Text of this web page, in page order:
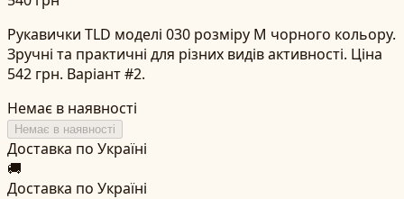
Рукавички TLD моделі 030 розміру M чорного кольору.
Зручні та практичні для різних видів активності. Ціна
542 грн. Варіант #2.
Немає в наявності
Немає в наявності
Доставка по Україні
🚚
Доставка по Україні